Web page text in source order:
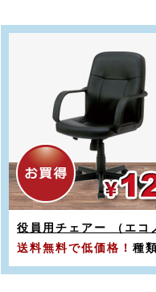
役員用チェアー （エコ
送料無料で低価格！ 種